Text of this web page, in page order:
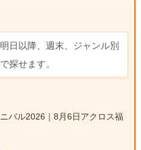
日以降、週末、ジャンル別
で探せます。
バル2026｜8月6日アクロス福